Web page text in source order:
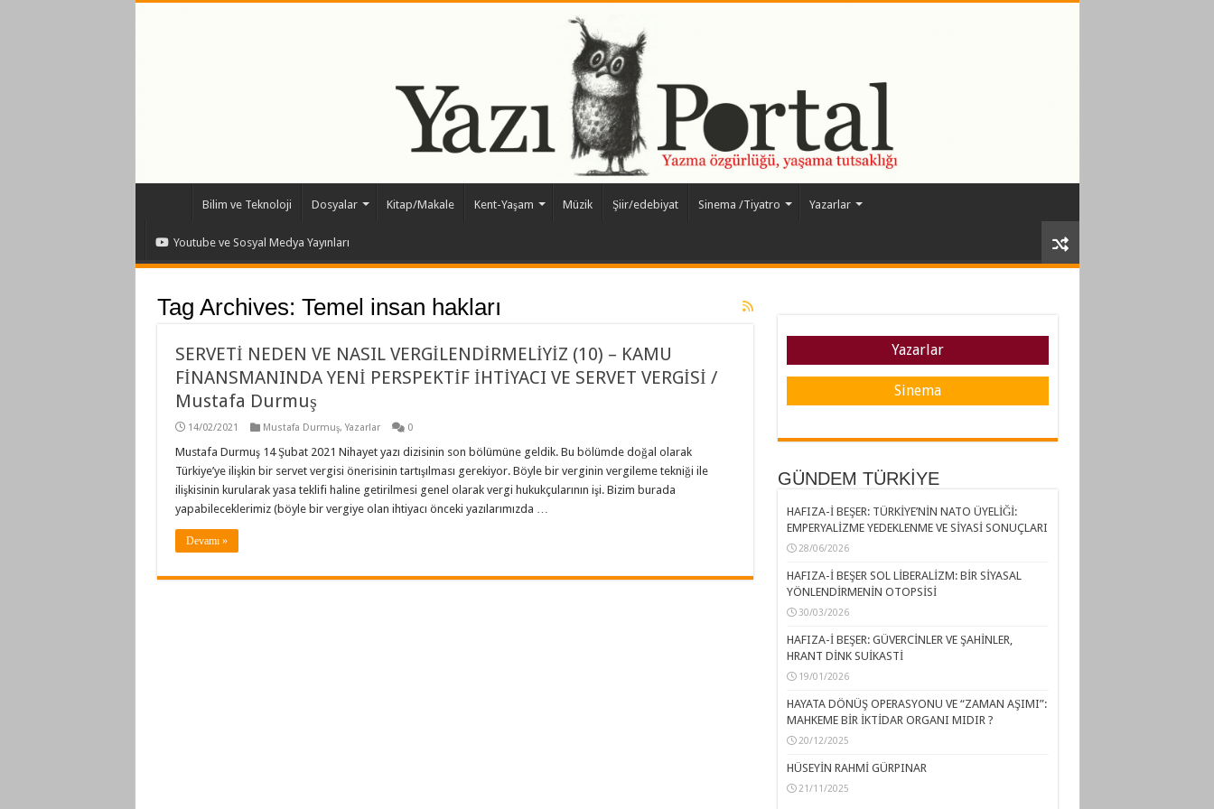
Bilim ve Teknoloji Dosyalar Kitap/Makale Kent-Yaşam Müzik Şiir/edebiyat Sinema /Tiyatro Yazarlar
Youtube ve Sosyal Medya Yayınları
Tag Archives: Temel insan hakları
SERVETİ NEDEN VE NASIL VERGİLENDİRMELİYİZ (10) – KAMU
FİNANSMANINDA YENİ PERSPEKTİF İHTİYACI VE SERVET VERGİSİ /
Mustafa Durmuş
14/02/2021 Mustafa Durmuş,Yazarlar 0
Mustafa Durmuş 14 Şubat 2021 Nihayet yazı dizisinin son bölümüne geldik. Bu bölümde doğal olarak
Türkiye’ye ilişkin bir servet vergisi önerisinin tartışılması gerekiyor. Böyle bir verginin vergileme tekniği ile
ilişkisinin kurularak yasa teklifi haline getirilmesi genel olarak vergi hukukçularının işi. Bizim burada
yapabileceklerimiz (böyle bir vergiye olan ihtiyacı önceki yazılarımızda …
Devamı »
Yazarlar
Sinema
GÜNDEM TÜRKİYE
HAFIZA-İ BEŞER: TÜRKİYE’NİN NATO ÜYELİĞİ:
EMPERYALİZME YEDEKLENME VE SİYASİ SONUÇLARI
28/06/2026
HAFIZA-İ BEŞER SOL LİBERALİZM: BİR SİYASAL
YÖNLENDİRMENİN OTOPSİSİ
30/03/2026
HAFIZA-İ BEŞER: GÜVERCİNLER VE ŞAHİNLER,
HRANT DİNK SUİKASTİ
19/01/2026
HAYATA DÖNÜŞ OPERASYONU VE “ZAMAN AŞIMI”:
MAHKEME BİR İKTİDAR ORGANI MIDIR ?
20/12/2025
HÜSEYİN RAHMİ GÜRPINAR
21/11/2025